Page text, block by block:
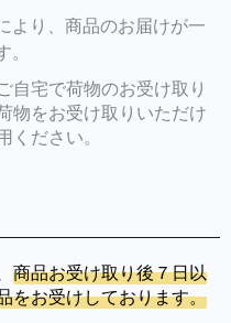
より、商品のお届けが一
自宅で荷物のお受け取り
物をお受け取りいただけ
ださい。
商品お受け取り後７日以
をお受けしております。